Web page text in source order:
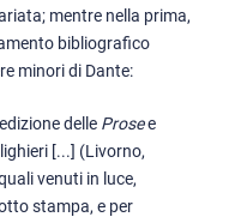
mentre nella prima,
bibliografico
minori di Dante:
delle Prosee
[...] (Livorno,
venuti in luce,
stampa, e per